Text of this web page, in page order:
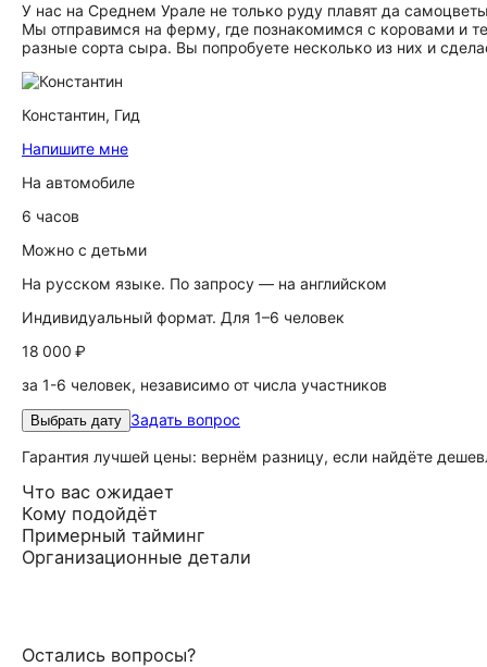
У нас на Среднем Урале не только руду плавят да
Мы отправимся на ферму, где познакомимся с коровами и
разные сорта сыра. Вы попробуете несколько из них и
Константин, Гид
Напишите мне
На автомобиле
6 часов
Можно с детьми
На русском языке. По запросу — на английском
Индивидуальный формат. Для 1–6 человек
18 000 ₽
за 1-6 человек, независимо от числа участников
Выбрать дату Задать вопрос
Гарантия лучшей цены: вернём разницу, если найдёте
Что вас ожидает
Кому подойдёт
Примерный тайминг
Организационные детали
Остались вопросы?